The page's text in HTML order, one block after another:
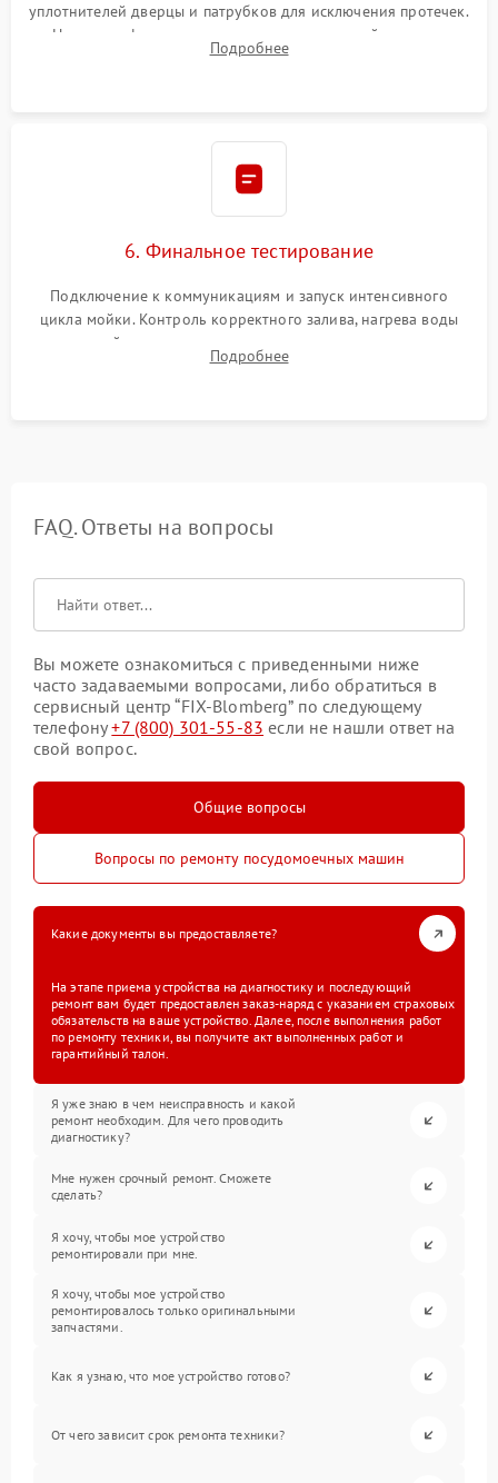
уплотнителей дверцы и патрубков для исключения протечек.
Надежная фиксация хомутов гидравлической системы,
сборка корпуса и установка датчика поплавка.
Подробнее
6. Финальное тестирование
Подключение к коммуникациям и запуск интенсивного
цикла мойки. Контроль корректного залива, нагрева воды
до нужной температуры, отсутствия посторонних шумов,
штатного слива и абсолютной сухости в поддоне.
Подробнее
FAQ. Ответы на вопросы
Вы можете ознакомиться с приведенными ниже
часто задаваемыми вопросами, либо обратиться в
сервисный центр “FIX-Blomberg” по следующему
телефону+7 (800) 301-55-83 если не нашли ответ на
свой вопрос.
Общие вопросы
Вопросы по ремонту посудомоечных машин
Какие документы вы предоставляете?
На этапе приема устройства на диагностику и последующий
ремонт вам будет предоставлен заказ-наряд с указанием страховых
обязательств на ваше устройство. Далее, после выполнения работ
по ремонту техники, вы получите акт выполненных работ и
гарантийный талон.
Я уже знаю в чем неисправность и какой
ремонт необходим. Для чего проводить
диагностику?
Мне нужен срочный ремонт. Сможете
сделать?
Я хочу, чтобы мое устройство
ремонтировали при мне.
Я хочу, чтобы мое устройство
ремонтировалось только оригинальными
запчастями.
Как я узнаю, что мое устройство готово?
От чего зависит срок ремонта техники?